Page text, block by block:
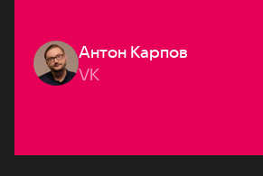
Антон Карпов
VK